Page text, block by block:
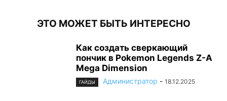
ЭТО МОЖЕТ БЫТЬ ИНТЕРЕСНО
Как создать сверкающий
пончик в Pokemon Legends Z-A
Mega Dimension
ГАЙДЫ Администратор - 18.12.2025